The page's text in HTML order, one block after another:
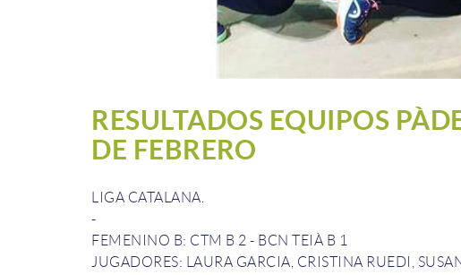
RESULTADOS EQUIPOS
DE FEBRERO
LIGA CATALANA
-
FEMENINO B: CTM B 2 - BCN TEIÀ B 1
JUGADORES: LAURA GARCIA , CRISTINA RUEDI